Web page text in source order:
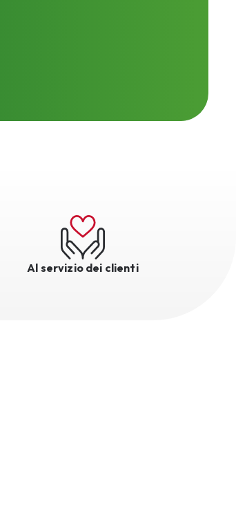
Al servizio dei clienti